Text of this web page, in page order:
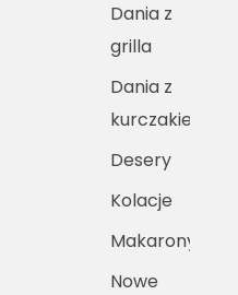
Dania z
grilla
Dania z
kurczakiem
Desery
Kolacje
Makarony
Nowe